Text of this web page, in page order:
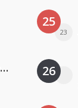
Nathan Dawe, Joel Corry & Ella Henderson
25
23
26